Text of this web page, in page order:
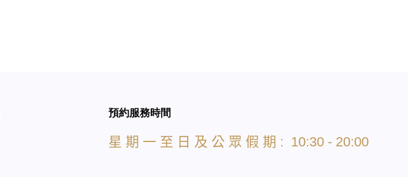
預約服務時間
星 期 一 至 日 及 公 眾 假 期 : 10:30 - 20:00